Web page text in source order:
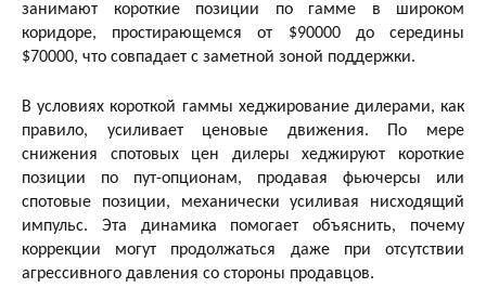
занимают короткие позиции по гамме в широком
коридоре, простирающемся от $90000 до середины
$70000, что совпадает с заметной зоной поддержки.
В условиях короткой гаммы хеджирование дилерами, как
правило, усиливает ценовые движения. По мере
снижения спотовых цен дилеры хеджируют короткие
позиции по пут-опционам, продавая фьючерсы или
спотовые позиции, механически усиливая нисходящий
импульс. Эта динамика помогает объяснить, почему
коррекции могут продолжаться даже при отсутствии
агрессивного давления со стороны продавцов.